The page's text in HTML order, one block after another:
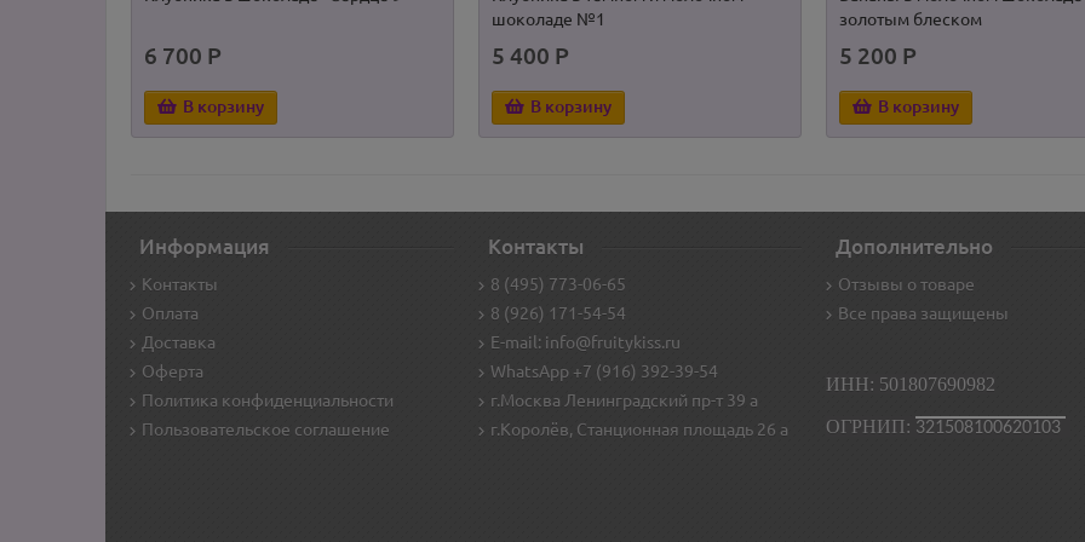
6 700 Р
В корзину
шоколаде №1
5 400 Р
В корзину
золотым блеском
5 200 Р
В корзину
Информация
Контакты
Оплата
Доставка
Оферта
Политика конфиденциальности
Пользовательское соглашение
Контакты
8 (495) 773-06-65
8 (926) 171-54-54
E-mail: info@fruitykiss.ru
WhatsApp +7 (916) 392-39-54
г.Москва Ленинградский пр-т 39 а
г.Королёв, Станционная площадь 26 а
Дополнительно
Отзывы о товаре
Все права защищены
ИНН: 501807690982
ОГРНИП: 321508100620103